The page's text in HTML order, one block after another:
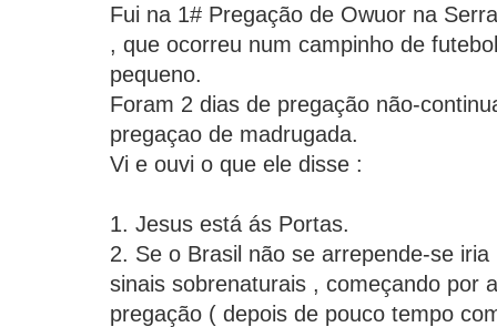
Fui na 1# Pregação de Owuor na
, que ocorreu num campinho de
pequeno.
Foram 2 dias de pregação não-
pregaçao de madrugada.
Vi e ouvi o que ele disse :
1. Jesus está ás Portas.
2. Se o Brasil não se arrepende-se
sinais sobrenaturais , começando por
pregação ( depois de pouco tempo